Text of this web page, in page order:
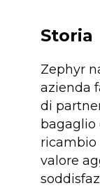
Storia
Zephyr
azienda
di
bagaglio
ricambio
valore